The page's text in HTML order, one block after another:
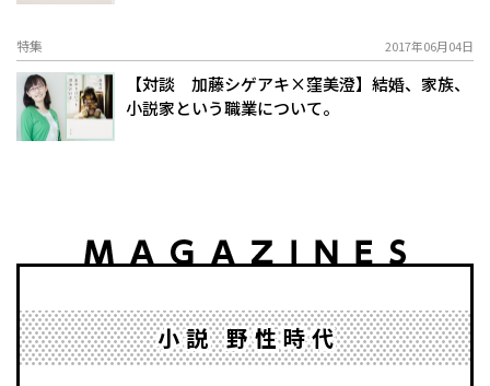
特集 2017年06月04日
【対談 加藤シゲアキ×窪美澄】結婚、家族、
小説家という職業について。
小説 野性時代